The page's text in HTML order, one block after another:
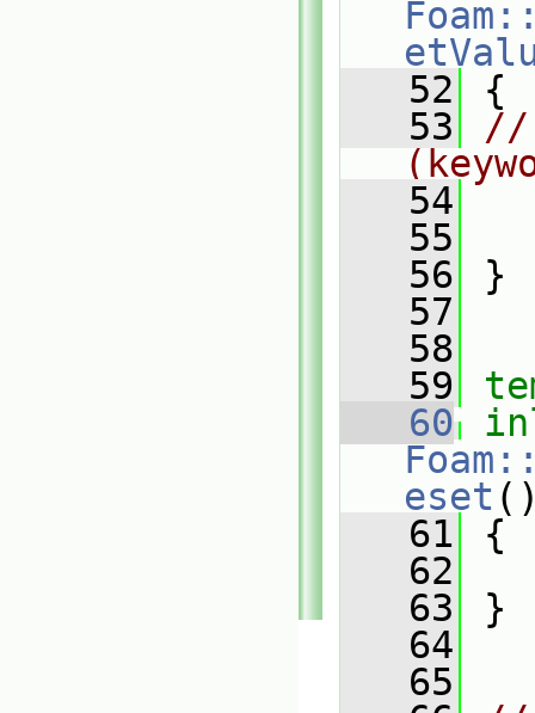
   52
{
   53
//
   54
   55
   56
}
   57
   58
   59
   60
eset
   61
{
   62
   63
}
   64
   65